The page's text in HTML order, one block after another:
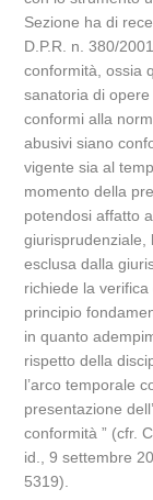
Sezione ha di
D.P.R. n. 380/
conformità, ossia
sanatoria di
conformi alla
abusivi siano
vigente sia al
momento della
potendosi affatto
giurisprudenziale,
esclusa dalla
richiede la verifica
principio
in quanto
rispetto della
l’arco temporale
presentazione
conformità ” (cfr.
id., 9 settembre
5319).